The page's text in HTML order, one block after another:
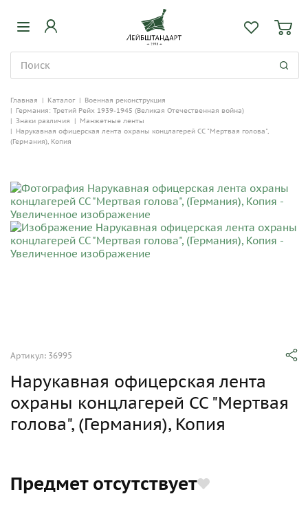
Главная | Каталог | Военная реконструкция
| Германия: Третий Рейх 1939-1945 (Великая Отечественная война)
| Знаки различия | Манжетные ленты
| Нарукавная офицерская лента охраны концлагерей СС "Мертвая голова",
(Германия), Копия
Артикул: 36995
Нарукавная офицерская лента
охраны концлагерей СС "Мертвая
голова", (Германия), Копия
Предмет отсутствует